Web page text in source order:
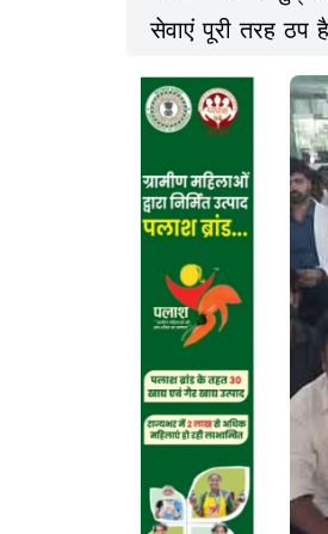
सेवाएं पूरी तरह ठप
का सामना करना